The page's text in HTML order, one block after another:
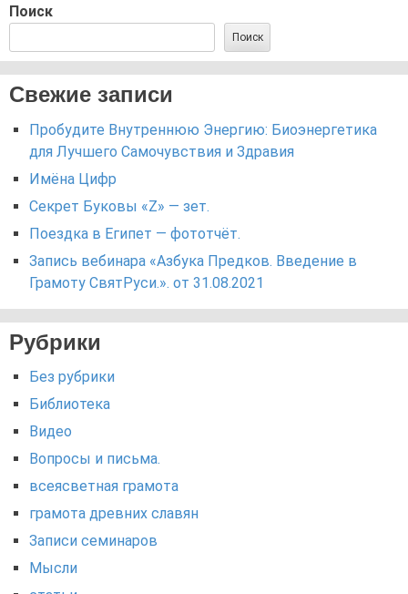
Поиск
Поиск
Свежие записи
Пробудите Внутреннюю Энергию: Биоэнергетика
для Лучшего Самочувствия и Здравия
Имёна Цифр
Секрет Буковы «Z» — зет.
Поездка в Египет — фототчёт.
Запись вебинара «Азбука Предков. Введение в
Грамоту СвятРуси.». от 31.08.2021
Рубрики
Без рубрики
Библиотека
Видео
Вопросы и письма.
всеясветная грамота
грамота древних славян
Записи семинаров
Мысли